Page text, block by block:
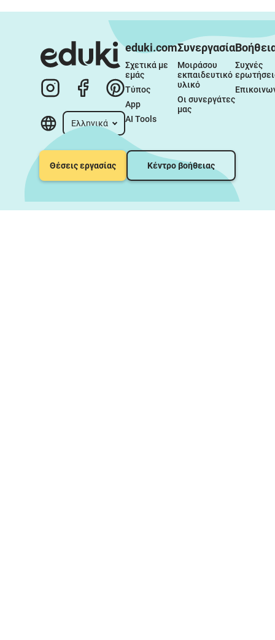
Ελληνικά
eduki.com
Σχετικά με
εμάς
Τύπος
App
AI Tools
Συνεργασία
Μοιράσου
εκπαιδευτικό
υλικό
Οι συνεργάτες
μας
Συχνές
Θέσεις εργασίας Κέντρο βοήθειας